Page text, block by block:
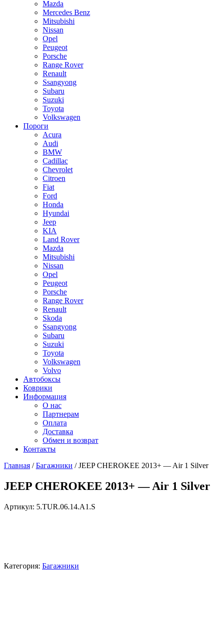
Mazda
Mercedes Benz
Mitsubishi
Nissan
Opel
Peugeot
Porsche
Range Rover
Renault
Ssangyong
Subaru
Suzuki
Toyota
Volkswagen
Пороги
Acura
Audi
BMW
Cadillac
Chevrolet
Citroen
Fiat
Ford
Honda
Hyundai
Jeep
KIA
Land Rover
Mazda
Mitsubishi
Nissan
Opel
Peugeot
Porsche
Range Rover
Renault
Skoda
Ssangyong
Subaru
Suzuki
Toyota
Volkswagen
Volvo
Автобоксы
Коврики
Информация
О нас
Партнерам
Оплата
Доставка
Обмен и возврат
Контакты
Главная /Багажники / JEEP CHEROKEE 2013+ — Air 1 Silver
JEEP CHEROKEE 2013+ — Air 1 Silver
Артикул: 5.TUR.06.14.A1.S
Категория: Багажники